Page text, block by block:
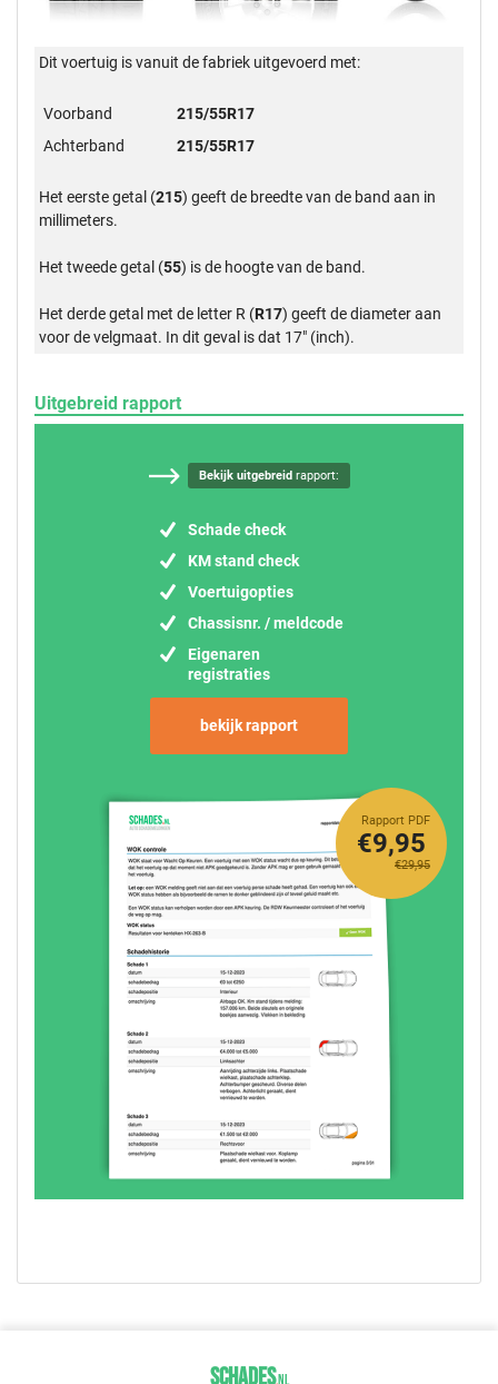
Dit voertuig is vanuit de fabriek uitgevoerd met:
Voorband
215/55R17
Achterband
215/55R17
Het eerste getal (215) geeft de breedte van de band aan in
millimeters.
Het tweede getal (55) is de hoogte van de band.
Het derde getal met de letter R (R17) geeft de diameter aan
voor de velgmaat. In dit geval is dat 17" (inch).
Uitgebreid rapport
Bekijk uitgebreid rapport:
Schade check
KM stand check
Voertuigopties
Chassisnr. / meldcode
Eigenaren
registraties
bekijk rapport
Rapport PDF
€29,95
€9,95